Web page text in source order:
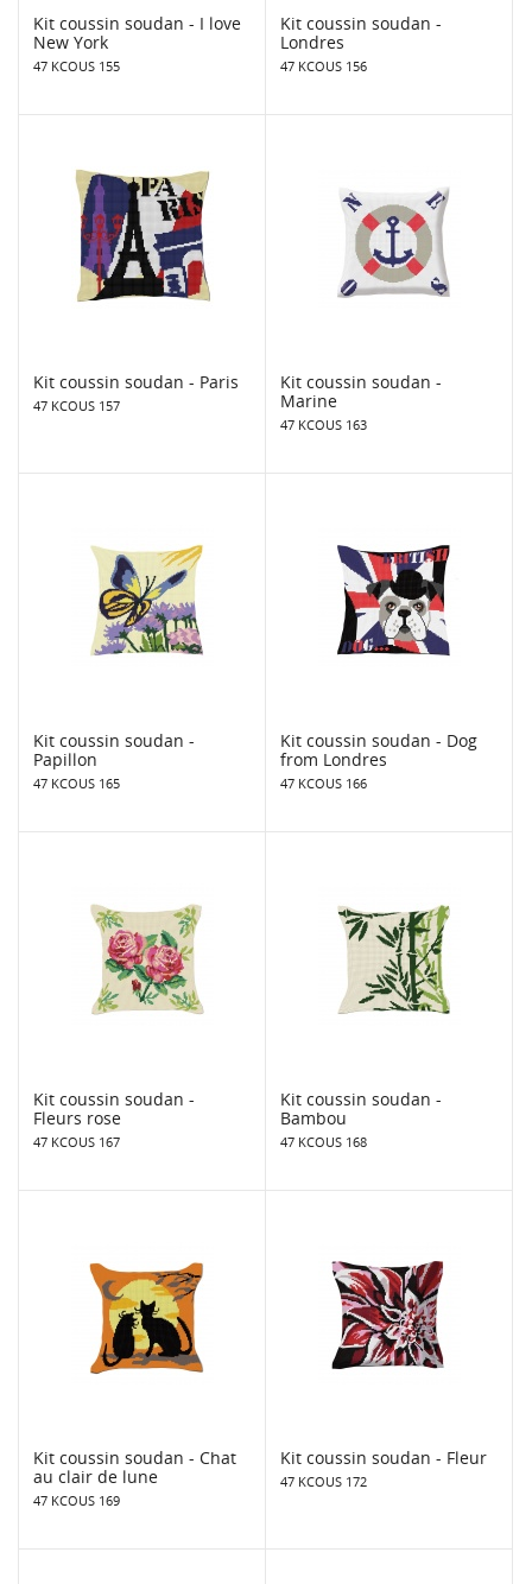
Kit coussin soudan - I love
New York
47 KCOUS 155
Kit coussin soudan -
Londres
47 KCOUS 156
Kit coussin soudan - Paris
47 KCOUS 157
Kit coussin soudan -
Marine
47 KCOUS 163
Kit coussin soudan -
Papillon
47 KCOUS 165
Kit coussin soudan - Dog
from Londres
47 KCOUS 166
Kit coussin soudan -
Fleurs rose
47 KCOUS 167
Kit coussin soudan -
Bambou
47 KCOUS 168
Kit coussin soudan - Chat
au clair de lune
47 KCOUS 169
Kit coussin soudan - Fleur
47 KCOUS 172